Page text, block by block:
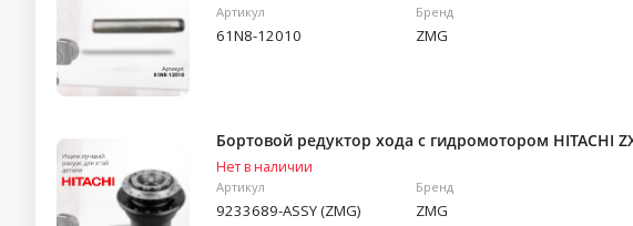
Артикул
61N8-12010
Бренд
ZMG
Бортовой редуктор хода c гидромотором HITACHI
Нет в наличии
Артикул
9233689-ASSY (ZMG)
Бренд
ZMG